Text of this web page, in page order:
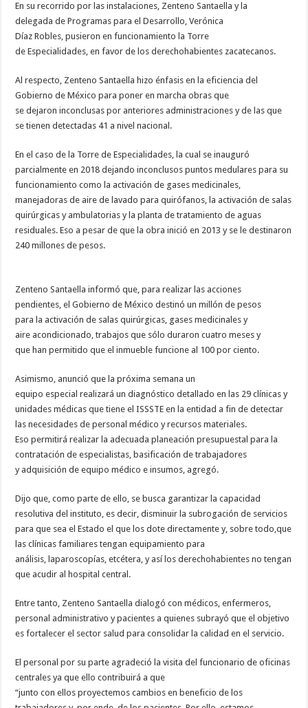
En su recorrido por las instalaciones, Zenteno Santaella y la
delegada de Programas para el Desarrollo, Verónica
Díaz Robles, pusieron en funcionamiento la Torre
de Especialidades, en favor de los derechohabientes zacatecanos.
Al respecto, Zenteno Santaella hizo énfasis en la eficiencia del
Gobierno de México para poner en marcha obras que
se dejaron inconclusas por anteriores administraciones y de las que
se tienen detectadas 41 a nivel nacional.
En el caso de la Torre de Especialidades, la cual se inauguró
parcialmente en 2018 dejando inconclusos puntos medulares para su
funcionamiento como la activación de gases medicinales,
manejadoras de aire de lavado para quirófanos, la activación de salas
quirúrgicas y ambulatorias y la planta de tratamiento de aguas
residuales. Eso a pesar de que la obra inició en 2013 y se le destinaron
240 millones de pesos.
Zenteno Santaella informó que, para realizar las acciones
pendientes, el Gobierno de México destinó un millón de pesos
para la activación de salas quirúrgicas, gases medicinales y
aire acondicionado, trabajos que sólo duraron cuatro meses y
que han permitido que el inmueble funcione al 100 por ciento.
Asimismo, anunció que la próxima semana un
equipo especial realizará un diagnóstico detallado en las 29 clínicas y
unidades médicas que tiene el ISSSTE en la entidad a fin de detectar
las necesidades de personal médico y recursos materiales.
Eso permitirá realizar la adecuada planeación presupuestal para la
contratación de especialistas, basificación de trabajadores
y adquisición de equipo médico e insumos, agregó.
Dijo que, como parte de ello, se busca garantizar la capacidad
resolutiva del instituto, es decir, disminuir la subrogación de servicios
para que sea el Estado el que los dote directamente y, sobre todo,que
las clínicas familiares tengan equipamiento para
análisis, laparoscopías, etcétera, y así los derechohabientes no tengan
que acudir al hospital central.
Entre tanto, Zenteno Santaella dialogó con médicos, enfermeros,
personal administrativo y pacientes a quienes subrayó que el objetivo
es fortalecer el sector salud para consolidar la calidad en el servicio.
El personal por su parte agradeció la visita del funcionario de oficinas
centrales ya que ello contribuirá a que
“junto con ellos proyectemos cambios en beneficio de los